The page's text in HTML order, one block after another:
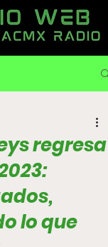
regresa
lo que